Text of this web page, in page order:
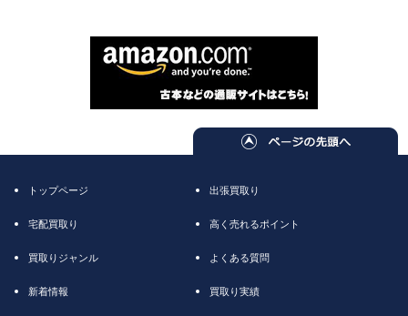
トップページ 出張買取り
宅配買取り 高く売れるポイント
買取りジャンル よくある質問
新着情報 買取り実績